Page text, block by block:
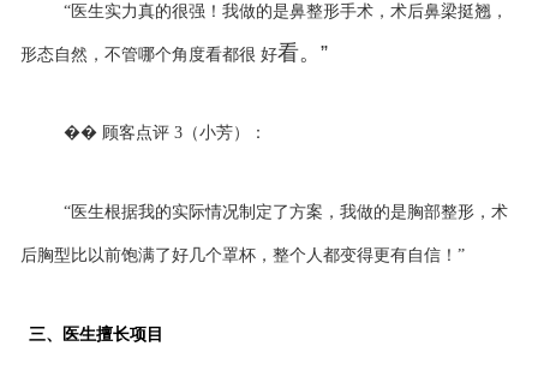
“医生实力真的很强！我做的是鼻整形手术，术后鼻梁挺翘，
形态自然，不管哪个角度看都很 好看。”
�� 顾客点评 3（小芳）：
“医生根据我的实际情况制定了方案，我做的是胸部整形，术
后胸型比以前饱满了好几个罩杯，整个人都变得更有自信！”
三、医生擅长项目